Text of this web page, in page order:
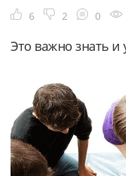
6 2 0
Это важно знать и